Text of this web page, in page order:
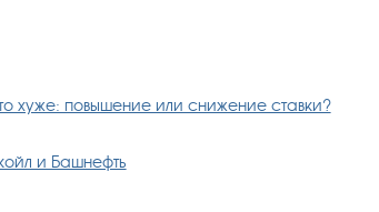
хуже: повышение или снижение ставки?
и Башнефть